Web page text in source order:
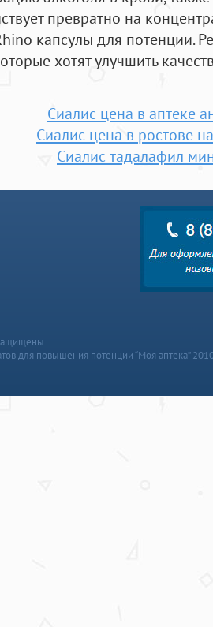
превратно на
капсулы для потенции.
хотят улучшить
Сиалис цена в аптеке
Сиалис цена в ростове
Сиалис тадалафил
для повышения потенции “Моя аптека”